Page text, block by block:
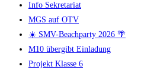
Info Sekretariat
MGS auf OTV
☀️ SMV-Beachparty 2026 🌴
M10 übergibt Einladung
Projekt Klasse 6